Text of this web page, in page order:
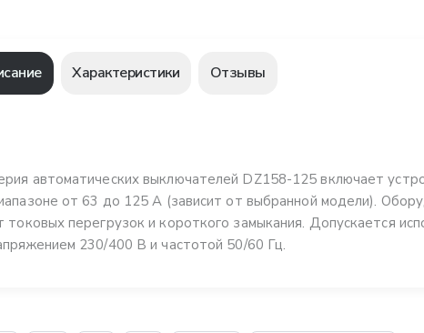
Характеристики Отзывы
автоматических выключателей DZ158-125 включает
от 63 до 125 A (зависит от выбранной модели).
токовых перегрузок и короткого замыкания. Допускается
230/400 В и частотой 50/60 Гц.